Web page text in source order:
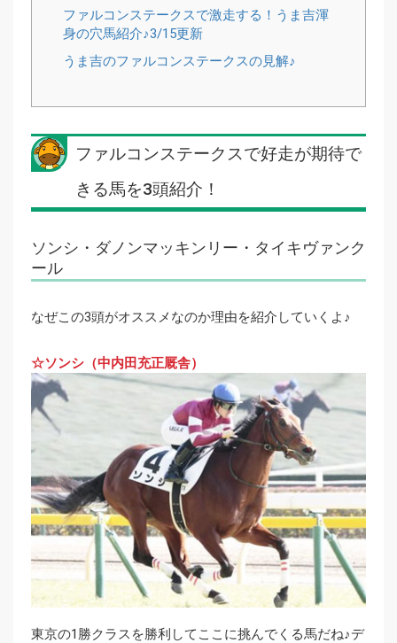
ファルコンステークスで激走する！うま吉渾
身の穴馬紹介♪3/15更新
うま吉のファルコンステークスの見解♪
ファルコンステークスで好走が期待で
きる馬を3頭紹介！
ソンシ・ダノンマッキンリー・タイキヴァンク
ール
なぜこの3頭がオススメなのか理由を紹介していくよ♪
☆ソンシ（中内田充正厩舎）
東京の1勝クラスを勝利してここに挑んでくる馬だね♪デ